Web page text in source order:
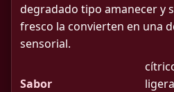
degradado tipo amanecer y
fresco la convierten en una
sensorial.
Sabor